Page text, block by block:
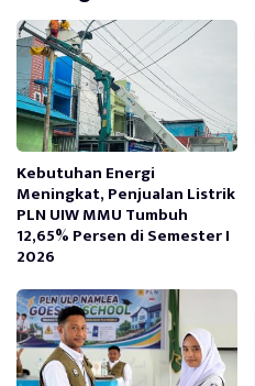
Kebutuhan Energi
Meningkat, Penjualan Listrik
PLN UIW MMU Tumbuh
12,65% Persen di Semester I
2026